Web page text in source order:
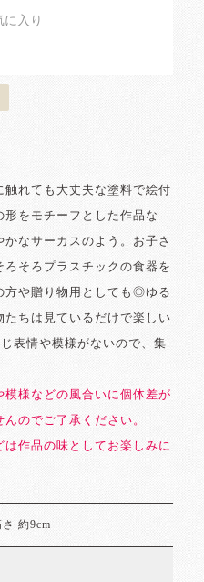
に入り
れても大丈夫な塗料で絵付
をモチーフとした作品な
なサーカスのよう。お子さ
そろプラスチックの食器を
方や贈り物用としても◎ゆる
たちは見ているだけで楽しい
表情や模様がないので、集
様などの風合いに個体差が
のでご了承ください。
作品の味としてお楽しみに
約9cm